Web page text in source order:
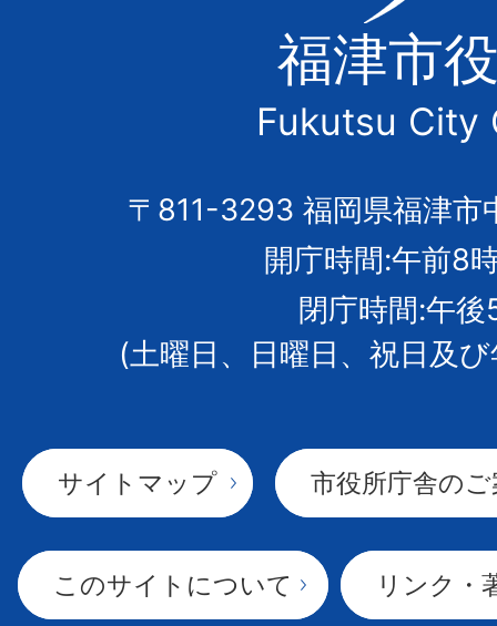
津
市
の
市
章
福津市
Fukutsu City
〒811-3293 福岡県福津市
開庁時間:午前8
閉庁時間:午後
(土曜日、日曜日、祝日及
サイトマップ 市役所庁舎の
このサイトについて リンク・